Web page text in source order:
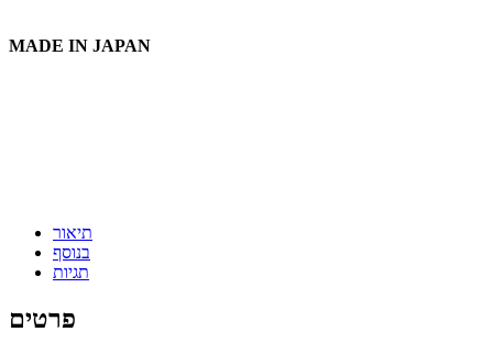
MADE IN JAPAN
תיאור
בנוסף
תגיות
פרטים